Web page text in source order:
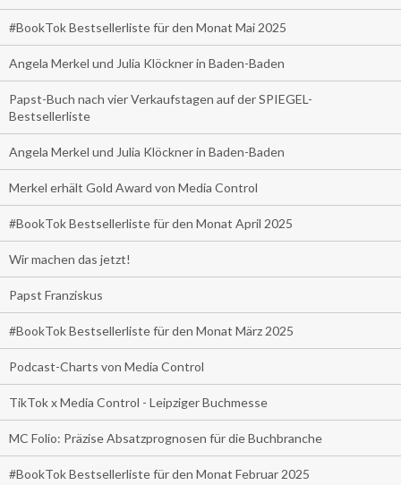
#BookTok Bestsellerliste für den Monat Mai 2025
Angela Merkel und Julia Klöckner in Baden-Baden
Papst-Buch nach vier Verkaufstagen auf der SPIEGEL-
Bestsellerliste
Angela Merkel und Julia Klöckner in Baden-Baden
Merkel erhält Gold Award von Media Control
#BookTok Bestsellerliste für den Monat April 2025
Wir machen das jetzt!
Papst Franziskus
#BookTok Bestsellerliste für den Monat März 2025
Podcast-Charts von Media Control
TikTok x Media Control - Leipziger Buchmesse
MC Folio: Präzise Absatzprognosen für die Buchbranche
#BookTok Bestsellerliste für den Monat Februar 2025